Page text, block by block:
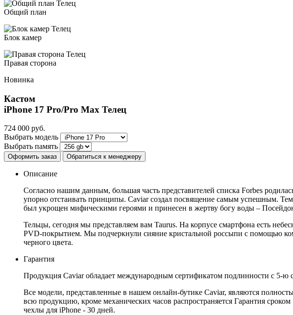
Общий план
Блок камер
Правая сторона
Новинка
Кастом
iPhone 17 Pro/Pro Max Телец
724 000 руб.
Выбрать модель
Выбрать память
Оформить заказ Обратиться к менеджеру
Описание
Согласно нашим данным, большая часть представителей списка Forbes
упорно отстаивать принципы. Caviar создал посвящение самым успешным.
был укрощен мифическими героями и принесен в жертву богу воды –
Тельцы, сегодня мы представляем вам Taurus. На корпусе смартфона есть
PVD-покрытием. Мы подчеркнули сияние кристальной россыпи с помощью
черного цвета.
Гарантия
Продукция Caviar обладает международным сертификатом подлинности с 5-ю
Все модели, представленные в нашем онлайн-бутике Caviar, являются
всю продукцию, кроме механических часов распространяется Гарантия
чехлы для iPhone - 30 дней.